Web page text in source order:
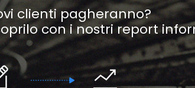
clienti pagheranno?
con i nostri report